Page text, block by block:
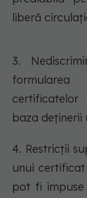
liberă
3.
formularea
baza deținerii
4. Restricții
unui
pot fi impuse